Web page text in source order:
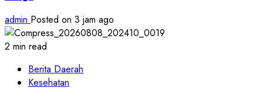
admin Posted on 3 jam ago
2 min read
Berita Daerah
Kesehatan